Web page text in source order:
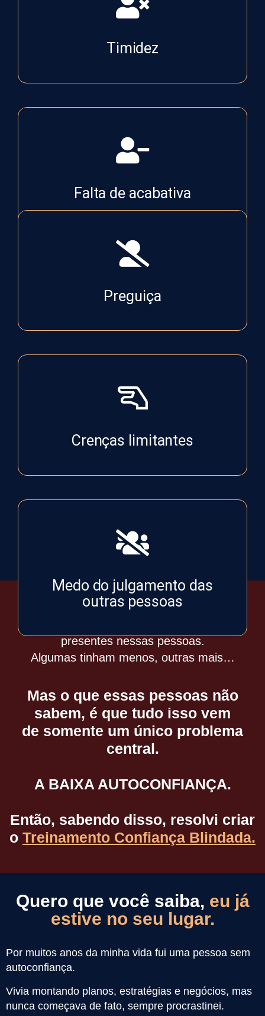
Timidez
Falta de acabativa
Preguiça
Crenças limitantes
Medo do julgamento das
outras pessoas
presentes nessas pessoas.
Algumas tinham menos, outras mais…
Mas o que essas pessoas não
sabem, é que tudo isso vem
de somente um único problema
central.
A BAIXA AUTOCONFIANÇA.
Então, sabendo disso, resolvi criar
o Treinamento Confiança Blindada.
Quero que você saiba, eu já
estive no seu lugar.
Por muitos anos da minha vida fui uma pessoa sem
autoconfiança.
Vivia montando planos, estratégias e negócios, mas
nunca começava de fato, sempre procrastinei.